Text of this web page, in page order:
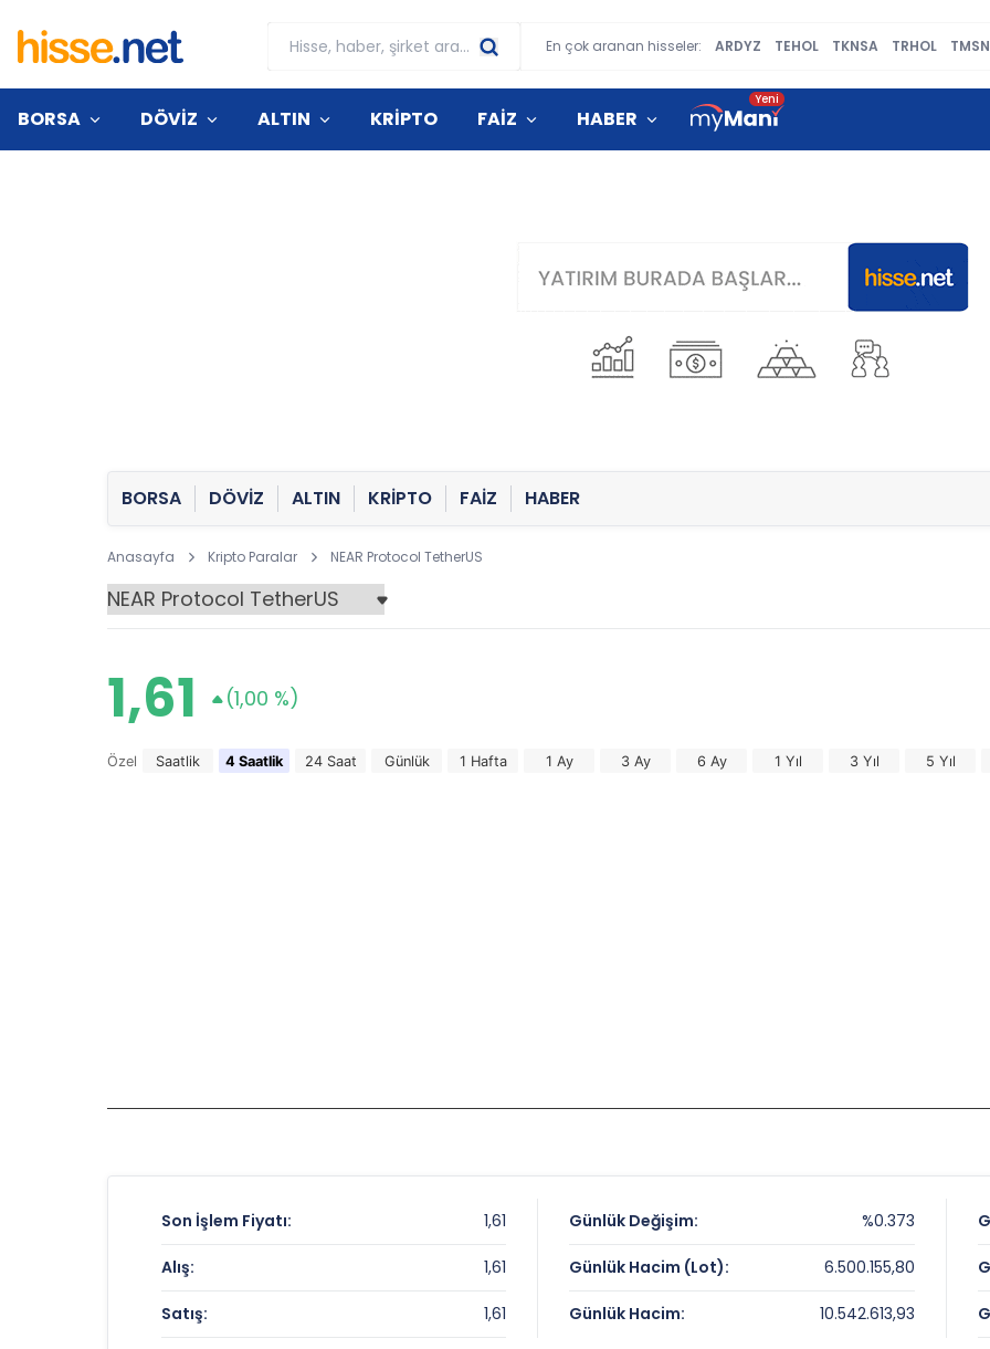
En çok aranan hisseler: ARDYZ TEHOL TKNSA TRHOL TMSN
BORSA DÖVİZ ALTIN KRİPTO FAİZ HABER
BORSA DÖVİZ ALTIN KRİPTO FAİZ HABER
Anasayfa Kripto Paralar NEAR Protocol TetherUS
1,61 (1,00 %)
Özel Saatlik 4 Saatlik 24 Saat Günlük 1 Hafta 1 Ay 3 Ay 6 Ay 1 Yıl 3 Yıl 5 Yıl
Son İşlem Fiyatı: 1,61
Alış: 1,61
Satış: 1,61
Günlük Değişim: %0.373
Günlük Hacim (Lot): 6.500.155,80
Günlük Hacim: 10.542.613,93